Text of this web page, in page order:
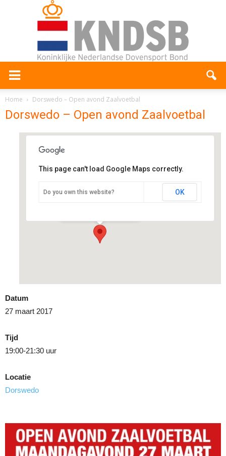
Home Dorswedo – Open avond Zaalvoetbal
Dorswedo – Open avond Zaalvoetbal
Dorswedo
This page can't load Google Maps correctly.
Do you own this website? OK
Datum
27 maart 2017
Tijd
19:00-21:30 uur
Locatie
Dorswedo